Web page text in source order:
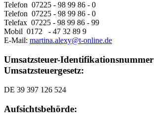
Telefon 07225 - 98 99 86 - 0
Telefon 07225 - 98 99 86 - 0
Telefax 07225 - 98 99 86 - 99
Mobil 0172 - 47 32 89 9
E-Mail: martina.alexy@t-online.de
Umsatzsteuer-Identifikationsnummer
Umsatzsteuergesetz:
DE 39 397 126 524
Aufsichtsbehörde: